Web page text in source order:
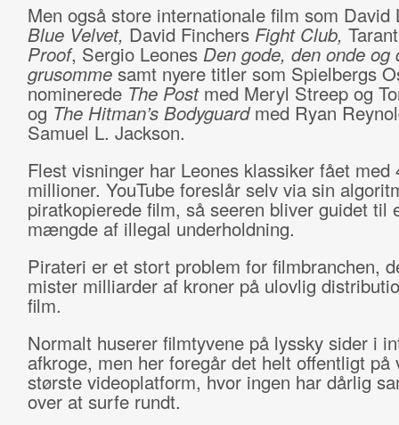
Men også store internationale film som David
Blue Velvet, David Finchers Fight Club,
Proof, Sergio Leones Den gode, den onde og
grusommesamt nyere titler som Spielbergs
nominerede The Post med Meryl Streep og
og The Hitman’s Bodyguardmed Ryan
Samuel L. Jackson.
Flest visninger har Leones klassiker fået med
millioner. YouTube foreslår selv via sin
piratkopierede film, så seeren bliver guidet til
mængde af illegal underholdning.
Pirateri er et stort problem for filmbranchen,
mister milliarder af kroner på ulovlig
film.
Normalt huserer filmtyvene på lyssky sider i
afkroge, men her foregår det helt offentligt på
største videoplatform, hvor ingen har dårlig
over at surfe rundt.